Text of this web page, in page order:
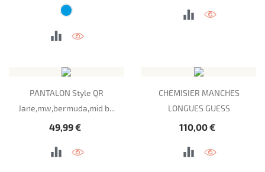
PANTALON Style QR
Jane,mw,bermuda,mid b...
Prix
49,99 €
CHEMISIER MANCHES
LONGUES GUESS
Prix
110,00 €